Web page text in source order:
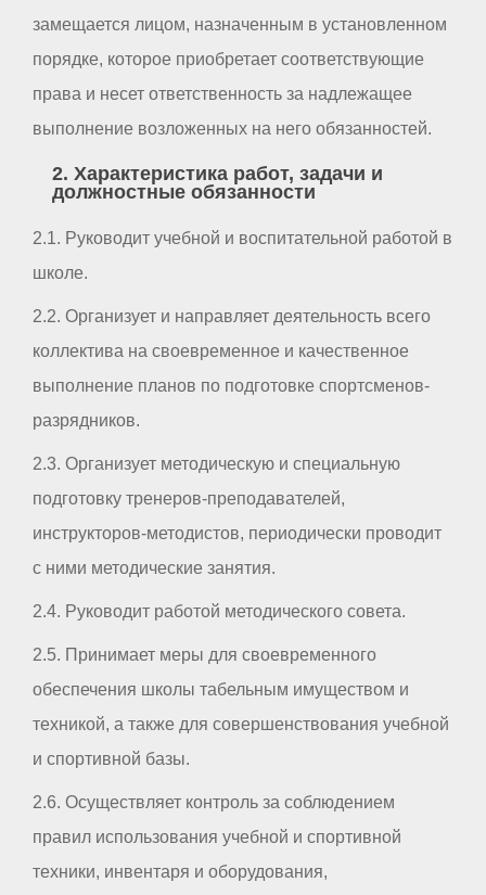
замещается лицом, назначенным в установленном
порядке, которое приобретает соответствующие
права и несет ответственность за надлежащее
выполнение возложенных на него обязанностей.
2. Характеристика работ, задачи и
должностные обязанности
2.1. Руководит учебной и воспитательной работой в
школе.
2.2. Организует и направляет деятельность всего
коллектива на своевременное и качественное
выполнение планов по подготовке спортсменов-
разрядников.
2.3. Организует методическую и специальную
подготовку тренеров-преподавателей,
инструкторов-методистов, периодически проводит
с ними методические занятия.
2.4. Руководит работой методического совета.
2.5. Принимает меры для своевременного
обеспечения школы табельным имуществом и
техникой, а также для совершенствования учебной
и спортивной базы.
2.6. Осуществляет контроль за соблюдением
правил использования учебной и спортивной
техники, инвентаря и оборудования,